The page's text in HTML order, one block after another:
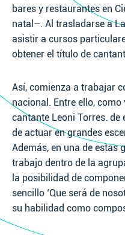
bares y restaurantes en
natal–. Al trasladarse a
asistir a cursos
obtener el título de
Así, comienza a trabajar
nacional. Entre ello,
cantante Leoni Torres.
de actuar en grandes
Además, en una de estas
trabajo dentro de la
la posibilidad de
sencillo ‘Que será de
su habilidad como